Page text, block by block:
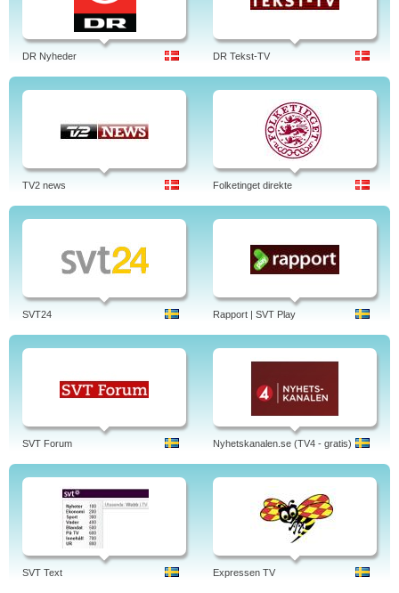
DR Nyheder DR Tekst-TV
TV2 news Folketinget direkte
SVT24 Rapport | SVT Play
SVT Forum Nyhetskanalen.se (TV4 - gratis)
SVT Text Expressen TV